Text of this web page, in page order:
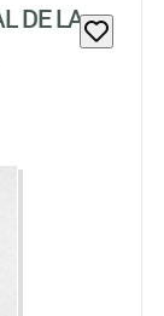
DE LA